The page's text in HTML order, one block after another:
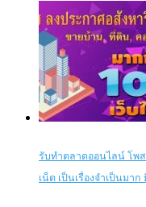
รับทำตลาดออนไลน์ โพ
เน็ต เป็นเรื่องจำเป็นมา